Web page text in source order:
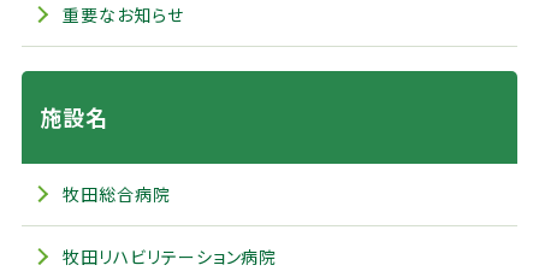
重要なお知らせ
施設名
牧田総合病院
牧田リハビリテーション病院